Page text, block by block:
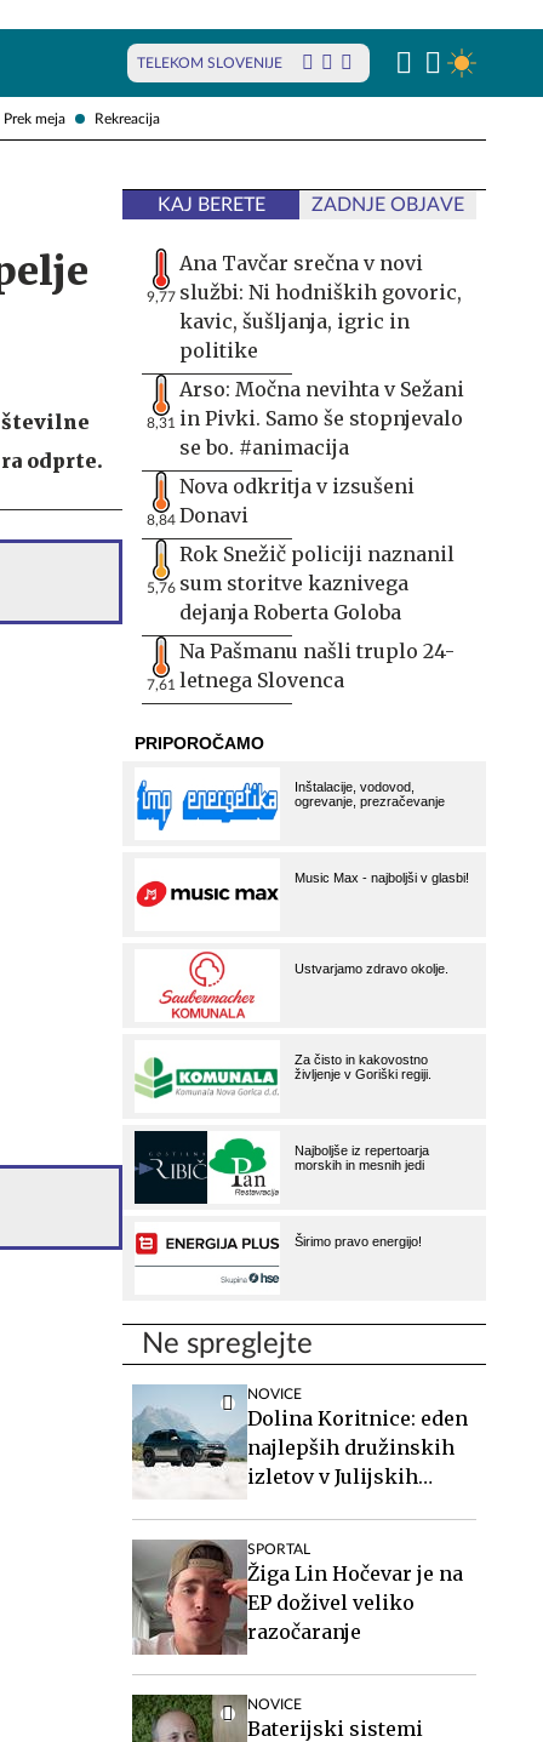
Prek meja Rekreacija
TELEKOM SLOVENIJE
številne
odprte.
KAJ BERETE ZADNJE OBJAVE
9,77
Ana Tavčar srečna v novi
službi: Ni hodniških govoric,
kavic, šušljanja, igric in
politike
8,31
Arso: Močna nevihta v Sežani
in Pivki. Samo še stopnjevalo
se bo. #animacija
8,84
Nova odkritja v izsušeni
Donavi
5,76
Rok Snežič policiji naznanil
sum storitve kaznivega
dejanja Roberta Goloba
7,61
Na Pašmanu našli truplo 24-
letnega Slovenca
Ne spreglejte
NOVICE
Dolina Koritnice: eden
najlepših družinskih
izletov v Julijskih
SPORTAL
Žiga Lin Hočevar je na
EP doživel veliko
razočaranje
NOVICE
Baterijski sistemi